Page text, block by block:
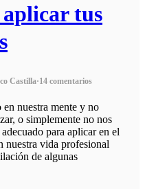
tus
Castilla·14 comentarios
en nuestra mente y no
o simplemente no nos
para aplicar en el
nuestra vida profesional
de algunas